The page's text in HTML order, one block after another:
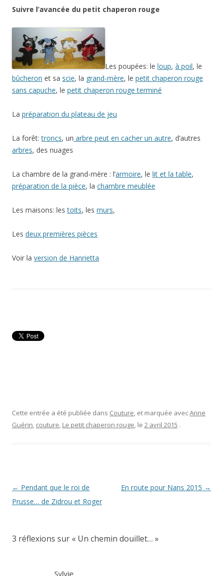
Suivre l’avancée du petit chaperon rouge
Les poupées: le loup, à poil, le
bûcheron et sa scie, la grand-mère, le petit chaperon rouge
sans capuche, le petit chaperon rouge terminé
La préparation du plateau de jeu
La forêt:troncs, un arbre peut en cacher un autre, d’autres
arbres, des nuages
La chambre de la grand-mère : l’armoire, le lit et la table,
préparation de la pièce, la chambre meublée
Les maisons: lestoits, les murs,
Les deux premières pièces
Voir la version de Hanrietta
Cette entrée a été publiée dans Couture, et marquée avecAnne
Guérin, couture, Le petit chaperon rouge, le 2 avril 2015 .
Navigation
des
← Pendant que le roi de
Prusse… de Zidrou et Roger
En route pour Nans 2015 →
3 réflexions sur « Un chemin douillet… »
Sylvie